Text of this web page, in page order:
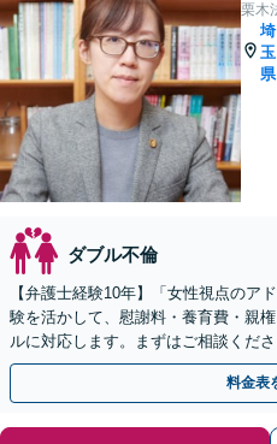
栗木
埼
玉
県
ダブル不倫
【弁護士経験10年】「女性視点のア
験を活かして、慰謝料・養育費・親
ルに対応します。まずはご相談くだ
料金表